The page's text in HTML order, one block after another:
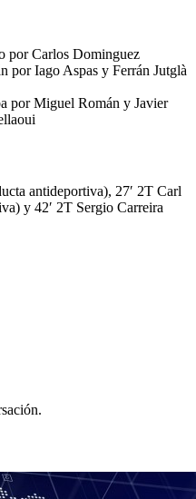
por Carlos Dominguez
por Iago Aspas y Ferrán Jutglà
por Miguel Román y Javier
antideportiva), 27′ 2T Carl
y 42′ 2T Sergio Carreira